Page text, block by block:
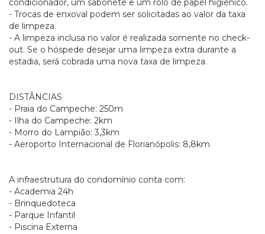
condicionador, um sabonete e um rolo de papel higiênico.
- Trocas de enxoval podem ser solicitadas ao valor da taxa
de limpeza.
- A limpeza inclusa no valor é realizada somente no check-
out. Se o hóspede desejar uma limpeza extra durante a
estadia, será cobrada uma nova taxa de limpeza.
DISTÂNCIAS
- Praia do Campeche: 250m
- Ilha do Campeche: 2km
- Morro do Lampião: 3,3km
- Aeroporto Internacional de Florianópolis: 8,8km
A infraestrutura do condomínio conta com:
- Academia 24h
- Brinquedoteca
- Parque Infantil
- Piscina Externa